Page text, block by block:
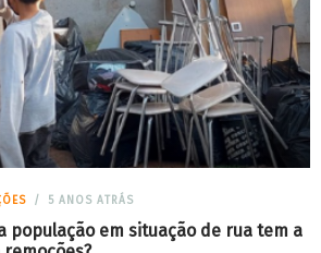
5 ANOS ATRÁS
população em situação de rua tem a